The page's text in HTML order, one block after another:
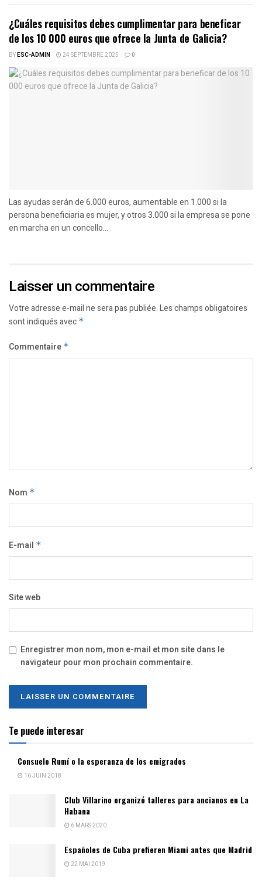
¿Cuáles requisitos debes cumplimentar para beneficar
de los 10 000 euros que ofrece la Junta de Galicia?
BYESC-ADMIN 24 SEPTEMBRE 2025 0
Las ayudas serán de 6.000 euros, aumentable en 1.000 si la
persona beneficiaria es mujer, y otros 3.000 si la empresa se pone
en marcha en un concello...
Laisser un commentaire
Votre adresse e-mail ne sera pas publiée.Les champs obligatoires
sont indiqués avec *
Commentaire *
Nom *
E-mail *
Site web
Enregistrer mon nom, mon e-mail et mon site dans le
navigateur pour mon prochain commentaire.
Te puede interesar
Consuelo Rumí o la esperanza de los emigrados
16 JUIN 2018
Club Villarino organizó talleres para ancianos en La
Habana
6 MARS 2020
Españoles de Cuba prefieren Miami antes que Madrid
22 MAI 2019